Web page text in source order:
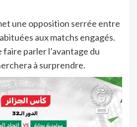
une opposition serrée entre
aux matchs engagés.
parler l’avantage du
à surprendre.